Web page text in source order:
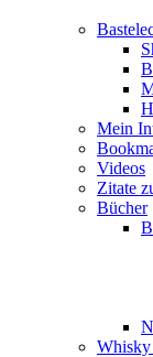
Mein
Videos
Zitate
Bücher
Whisky